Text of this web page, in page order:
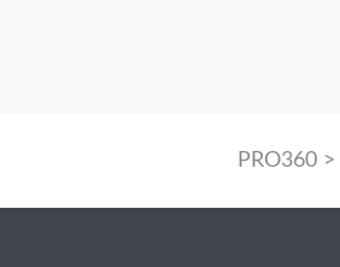
PRO360>